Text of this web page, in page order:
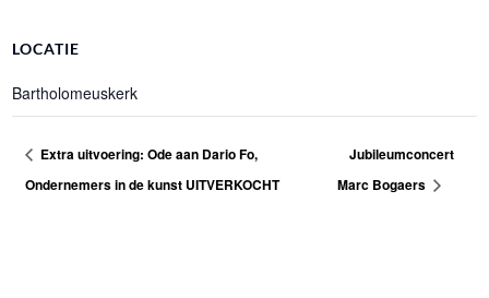
LOCATIE
Bartholomeuskerk
Extra uitvoering: Ode aan Dario Fo,
Ondernemers in de kunst UITVERKOCHT
Jubileumconcert
Marc Bogaers